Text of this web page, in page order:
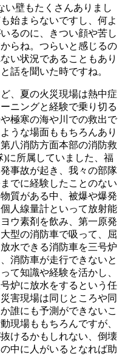
い壁もたくさんありまし
始まらないですし、何よ
るのに、きつい顔や苦し
らね。つらいと感じるの
い状況であることもあり
話を聞いた時ですね。
、夏の火災現場は熱中症
ニングと経験で乗り切る
極寒の海や川での救出で
うな場面ももちろんあり
八消防方面本部の消防救
に所属していました、福
事故が起き、我々の部隊
でに経験したことのない
質がある中、被爆や爆発
人線量計といって放射能
ウ素剤を飲み、第一原発
型の消防車で吸って、屈
水できる消防車を三号炉
消防車が走行できないと
て知識や経験を活かし、
炉に放水をするという任
害現場は同じところや同
誰にも予測ができないこ
現場ももちろんですが、
けるかもしれない、倒壊
中に人がいるとなれば助